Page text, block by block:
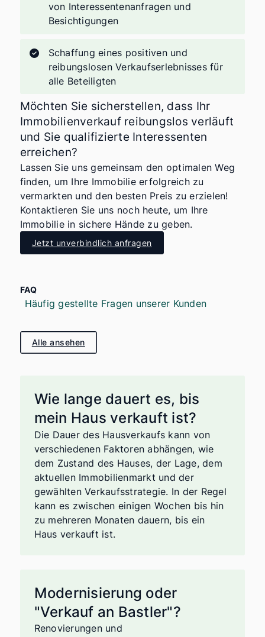
von Interessentenanfragen und
Besichtigungen
Schaffung eines positiven und
reibungslosen Verkaufserlebnisses für
alle Beteiligten
Möchten Sie sicherstellen, dass Ihr
Immobilienverkauf reibungslos verläuft
und Sie qualifizierte Interessenten
erreichen?
Lassen Sie uns gemeinsam den optimalen Weg
finden, um Ihre Immobilie erfolgreich zu
vermarkten und den besten Preis zu erzielen!
Kontaktieren Sie uns noch heute, um Ihre
Immobilie in sichere Hände zu geben.
Jetzt unverbindlich anfragen
FAQ
Häufig gestellte Fragen unserer Kunden
Alle ansehen
Wie lange dauert es, bis
mein Haus verkauft ist?
Die Dauer des Hausverkaufs kann von
verschiedenen Faktoren abhängen, wie
dem Zustand des Hauses, der Lage, dem
aktuellen Immobilienmarkt und der
gewählten Verkaufsstrategie. In der Regel
kann es zwischen einigen Wochen bis hin
zu mehreren Monaten dauern, bis ein
Haus verkauft ist.
Modernisierung oder
"Verkauf an Bastler"?
Renovierungen und